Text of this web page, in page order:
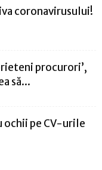
coronavirusului!
procurori’,
să...
ochii pe CV-urile